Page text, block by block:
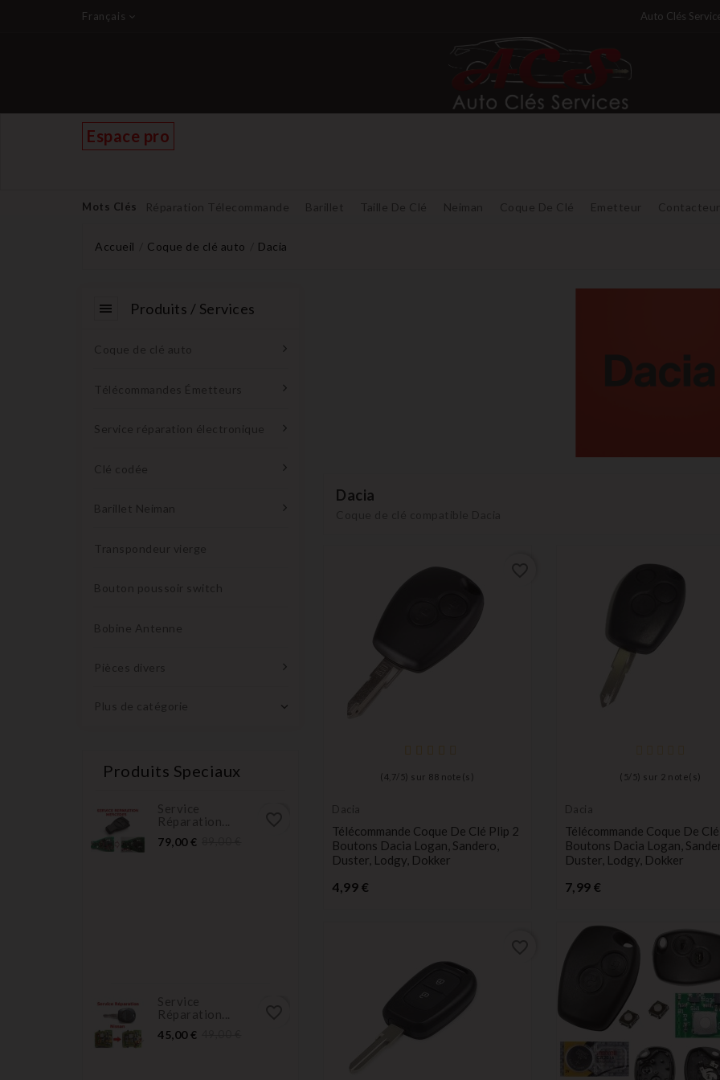
Français Auto Clés
Espace pro
Mots Clés Réparation Télecommande Barillet Taille De Clé Neiman Coque De Clé Emetteur Contacteur
Accueil Coque de clé auto Dacia
Produits / Services
Coque de clé auto
Télécommandes Émetteurs
Service réparation électronique
Clé codée
Barillet Neiman
Transpondeur vierge
Bouton poussoir switch
Bobine Antenne
Pièces divers
Plus de catégorie 
Produits Speciaux
Service
Réparation...
Prix
79,00 €
Service
Réparation...
Prix
45,00 €
Dacia
( 4,7/ 5) sur 88 note(s)
Dacia
Télécommande Coque De Clé Plip 2
Boutons Dacia Logan, Sandero,
Duster, Lodgy, Dokker
4,99 €
( 5/ 5) sur 2 note(s)
Dacia
Télécommande Coque De
Boutons Dacia Logan,
Duster, Lodgy, Dokker
7,99 €